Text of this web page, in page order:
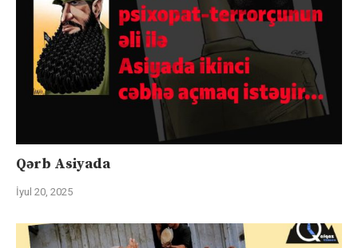
Qərb Asiyada
İyul 20, 2025